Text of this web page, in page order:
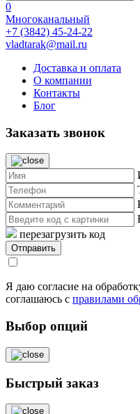
0
Многоканальный
+7 (3842) 45-24-22
vladtarak@mail.ru
Доставка и оплата
О компании
Контакты
Блог
Заказать звонок
перезагрузить код
Я даю согласие на
соглашаюсь с правилами
Выбор опций
Быстрый заказ